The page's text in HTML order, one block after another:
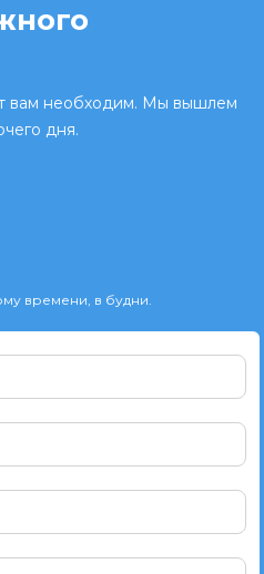
вам необходим. Мы вышлем
дня.
времени, в будни.